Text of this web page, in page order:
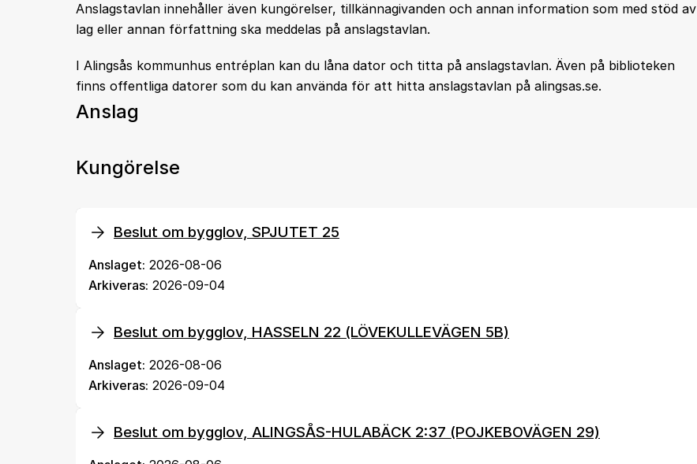
Anslagstavlan innehåller även kungörelser, tillkännagivanden och annan information som med stöd av
lag eller annan författning ska meddelas på anslagstavlan.
I Alingsås kommunhus entréplan kan du låna dator och titta på anslagstavlan. Även på biblioteken
finns offentliga datorer som du kan använda för att hitta anslagstavlan på alingsas.se.
Anslag
Kungörelse
Beslut om bygglov, SPJUTET 25
Anslaget: 2026-08-06
Arkiveras: 2026-09-04
Beslut om bygglov, HASSELN 22 (LÖVEKULLEVÄGEN 5B)
Anslaget: 2026-08-06
Arkiveras: 2026-09-04
Beslut om bygglov, ALINGSÅS-HULABÄCK 2:37 (POJKEBOVÄGEN 29)